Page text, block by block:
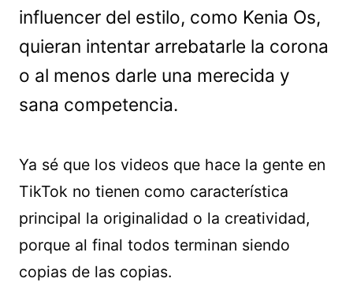
influencer del estilo, como Kenia Os,
quieran intentar arrebatarle la corona
o al menos darle una merecida y
sana competencia.
Ya sé que los videos que hace la gente en
TikTok no tienen como característica
principal la originalidad o la creatividad,
porque al final todos terminan siendo
copias de las copias.